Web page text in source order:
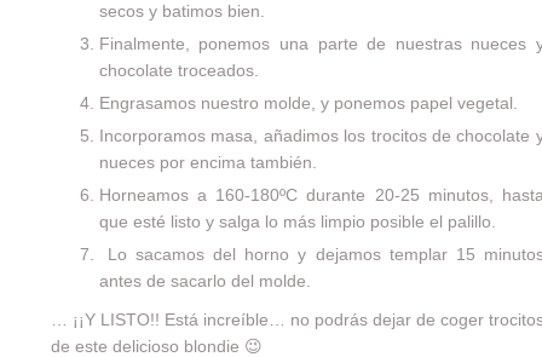
secos y batimos bien.
Finalmente, ponemos una parte de nuestras nueces
chocolate troceados.
Engrasamos nuestro molde, y ponemos papel vegetal.
Incorporamos masa, añadimos los trocitos de chocolate
nueces por encima también.
Horneamos a 160-180ºC durante 20-25 minutos,
que esté listo y salga lo más limpio posible el palillo.
Lo sacamos del horno y dejamos templar 15
antes de sacarlo del molde.
… ¡¡Y LISTO!! Está increíble… no podrás dejar de coger
de este delicioso blondie 😉